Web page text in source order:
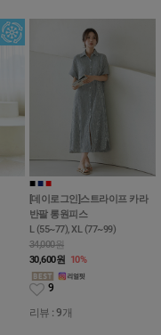
■ ■ ■
[데이로그인]스트라이프 카라
반팔 롱원피스
L (55~77), XL (77~99)
34,000원
30,600원 10%
9
리뷰 : 9개